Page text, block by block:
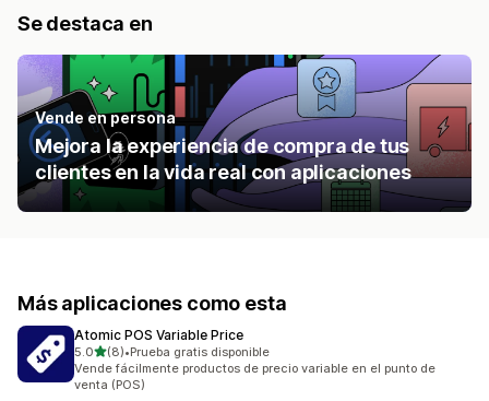
Se destaca en
Vende en persona
Mejora la experiencia de compra de tus
clientes en la vida real con aplicaciones
Más aplicaciones como esta
Atomic POS Variable Price
5.0de 5 estrellas
(8)
8 reseñas en total
•Prueba gratis disponible
Vende fácilmente productos de precio variable en el punto de
venta (POS)